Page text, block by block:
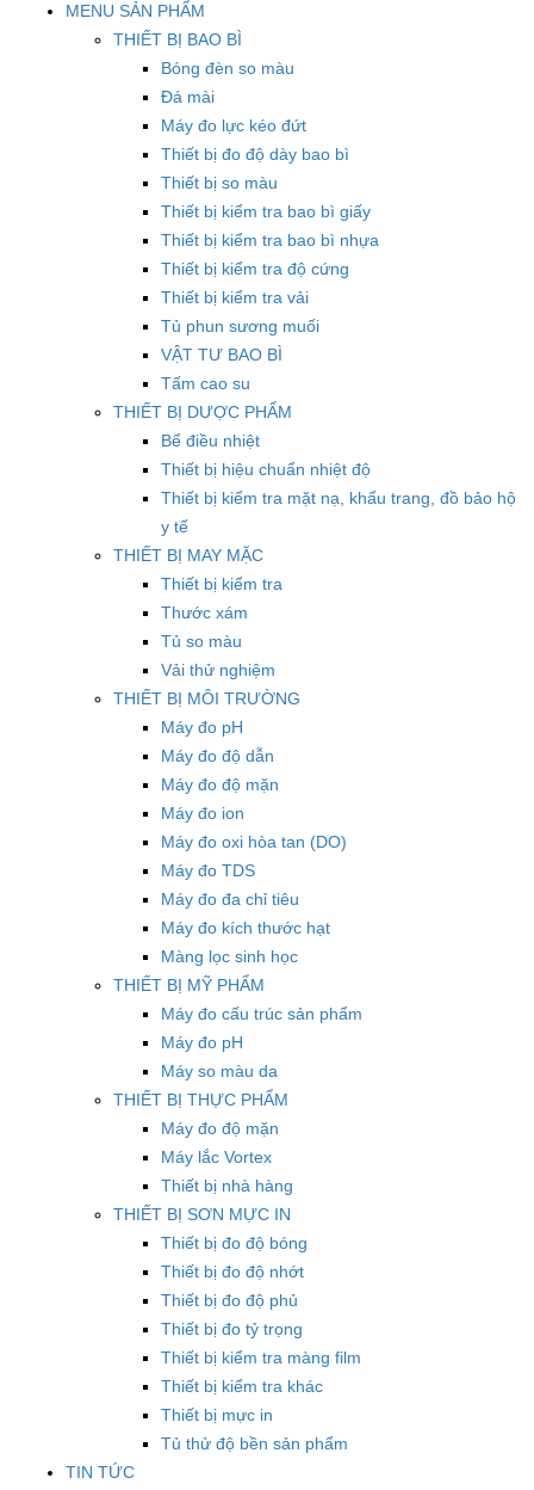
MENU SẢN PHẨM
THIẾT BỊ BAO BÌ
Bóng đèn so màu
Đá mài
Máy đo lực kéo đứt
Thiết bị đo độ dày bao bì
Thiết bị so màu
Thiết bị kiểm tra bao bì giấy
Thiết bị kiểm tra bao bì nhựa
Thiết bị kiểm tra độ cứng
Thiết bị kiểm tra vải
Tủ phun sương muối
VẬT TƯ BAO BÌ
Tấm cao su
THIẾT BỊ DƯỢC PHẨM
Bể điều nhiệt
Thiết bị hiệu chuẩn nhiệt độ
Thiết bị kiểm tra mặt nạ, khẩu trang, đồ bảo hộ
y tế
THIẾT BỊ MAY MẶC
Thiết bị kiểm tra
Thước xám
Tủ so màu
Vải thử nghiệm
THIẾT BỊ MÔI TRƯỜNG
Máy đo pH
Máy đo độ dẫn
Máy đo độ mặn
Máy đo ion
Máy đo oxi hòa tan (DO)
Máy đo TDS
Máy đo đa chỉ tiêu
Máy đo kích thước hạt
Màng lọc sinh học
THIẾT BỊ MỸ PHẨM
Máy đo cấu trúc sản phẩm
Máy đo pH
Máy so màu da
THIẾT BỊ THỰC PHẨM
Máy đo độ mặn
Máy lắc Vortex
Thiết bị nhà hàng
THIẾT BỊ SƠN MỰC IN
Thiết bị đo độ bóng
Thiết bị đo độ nhớt
Thiết bị đo độ phủ
Thiết bị đo tỷ trọng
Thiết bị kiểm tra màng film
Thiết bị kiểm tra khác
Thiết bị mực in
Tủ thử độ bền sản phẩm
TIN TỨC